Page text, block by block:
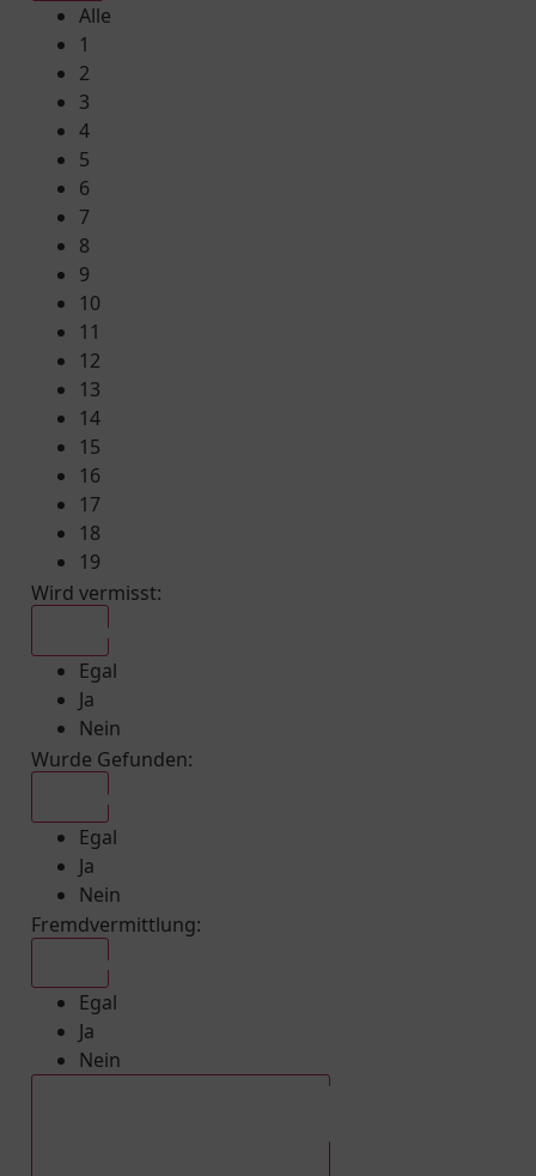
Alle
1
2
3
4
5
6
7
8
9
10
11
12
13
14
15
16
17
18
19
Wird vermisst:
Egal
Ja
Nein
Wurde Gefunden:
Egal
Ja
Nein
Fremdvermittlung:
Egal
Ja
Nein